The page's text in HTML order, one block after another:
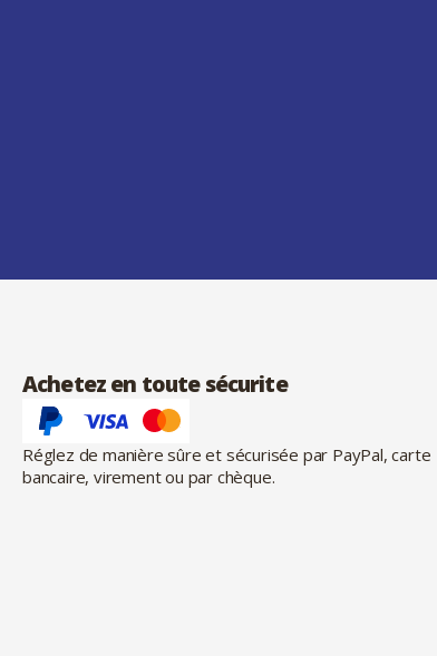
Achetez en toute sécurite
Réglez de manière sûre et sécurisée par PayPal, carte
bancaire, virement ou par chèque.